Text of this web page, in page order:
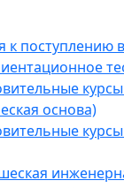
к поступлению
основа)